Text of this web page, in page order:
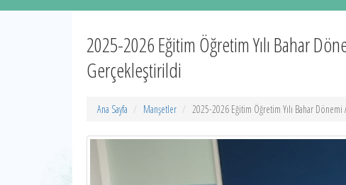
2025-2026 Eğitim Öğretim Yılı Bahar
Gerçekleştirildi
Ana Sayfa Manşetler 2025-2026 Eğitim Öğretim Yılı Bahar Dönemi